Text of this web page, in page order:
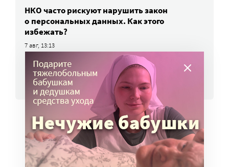
НКО часто рискуют нарушить закон
о персональных данных. Как этого
избежать?
7 авг, 13:13
ВСЕ НОВОСТИ